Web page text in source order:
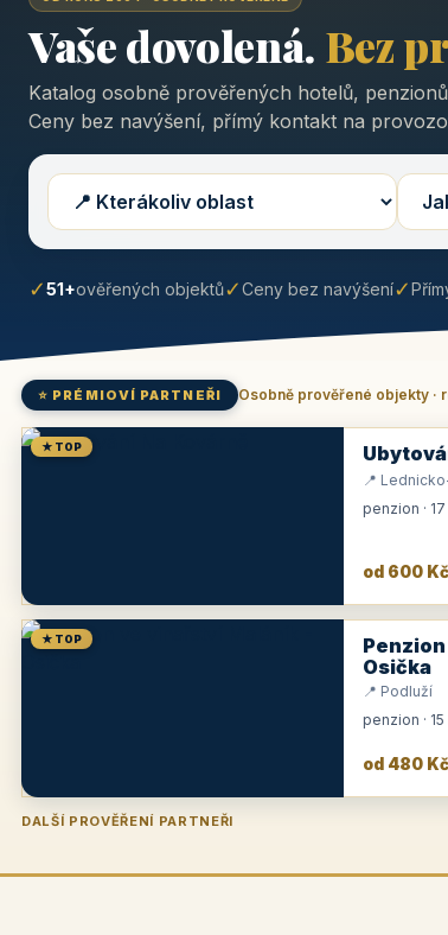
Vaše dovolená. Bez
Katalog osobně prověřených hotelů,
Ceny bez navýšení, přímý kontakt na
✓51+ověřených objektů✓Ceny bez navýšení✓
⭐ PRÉMIOVÍ PARTNEŘI Osobně prověřené objekty ·
★ TOP
📍
penzion ·
od 600
★ TOP
Osička
📍 Podluží
penzion ·
od 480
DALŠÍ PROVĚŘENÍ PARTNEŘI
Penzion U Zámku Pension Faber